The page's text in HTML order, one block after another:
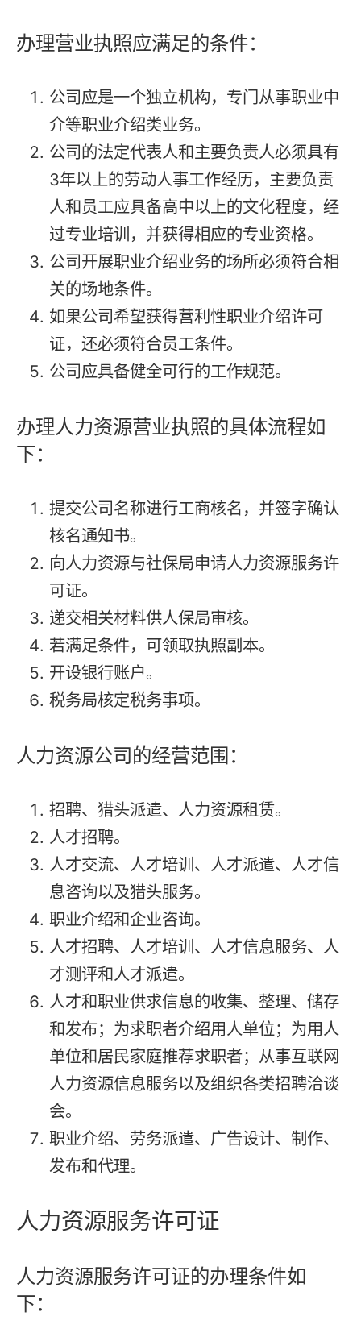
办理营业执照应满足的条件：
公司应是一个独立机构，专门从事职业中
介等职业介绍类业务。
公司的法定代表人和主要负责人必须具有
3年以上的劳动人事工作经历，主要负责
人和员工应具备高中以上的文化程度，经
过专业培训，并获得相应的专业资格。
公司开展职业介绍业务的场所必须符合相
关的场地条件。
如果公司希望获得营利性职业介绍许可
证，还必须符合员工条件。
公司应具备健全可行的工作规范。
办理人力资源营业执照的具体流程如
下：
提交公司名称进行工商核名，并签字确认
核名通知书。
向人力资源与社保局申请人力资源服务许
可证。
递交相关材料供人保局审核。
若满足条件，可领取执照副本。
开设银行账户。
税务局核定税务事项。
人力资源公司的经营范围：
招聘、猎头派遣、人力资源租赁。
人才招聘。
人才交流、人才培训、人才派遣、人才信
息咨询以及猎头服务。
职业介绍和企业咨询。
人才招聘、人才培训、人才信息服务、人
才测评和人才派遣。
人才和职业供求信息的收集、整理、储存
和发布；为求职者介绍用人单位；为用人
单位和居民家庭推荐求职者；从事互联网
人力资源信息服务以及组织各类招聘洽谈
会。
职业介绍、劳务派遣、广告设计、制作、
发布和代理。
人力资源服务许可证
人力资源服务许可证的办理条件如
下：